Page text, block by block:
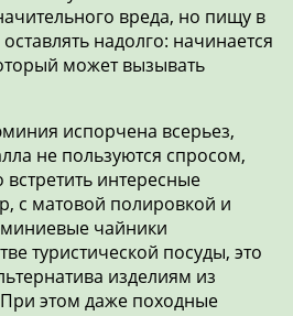
вреда, но пищу в
надолго: начинается
может вызывать
испорчена всерьез,
не пользуются спросом,
интересные
с матовой полировкой и
чайники
туристической посуды, это
изделиям из
этом даже походные